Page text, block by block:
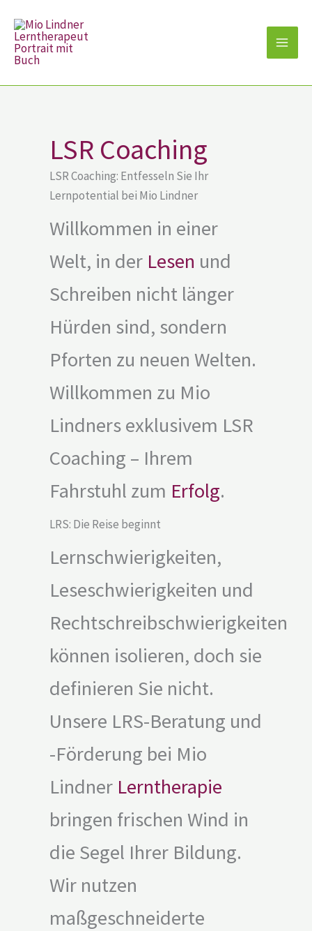
Inhalt
springen
LSR Coaching
LSR Coaching: Entfesseln Sie Ihr
Lernpotential bei Mio Lindner
Willkommen in einer
Welt, in der Lesen und
Schreiben nicht länger
Hürden sind, sondern
Pforten zu neuen Welten.
Willkommen zu Mio
Lindners exklusivem LSR
Coaching – Ihrem
Fahrstuhl zum Erfolg.
LRS: Die Reise beginnt
Lernschwierigkeiten,
Leseschwierigkeiten und
Rechtschreibschwierigkeiten
können isolieren, doch sie
definieren Sie nicht.
Unsere LRS-Beratung und
-Förderung bei Mio
Lindner Lerntherapie
bringen frischen Wind in
die Segel Ihrer Bildung.
Wir nutzen
maßgeschneiderte